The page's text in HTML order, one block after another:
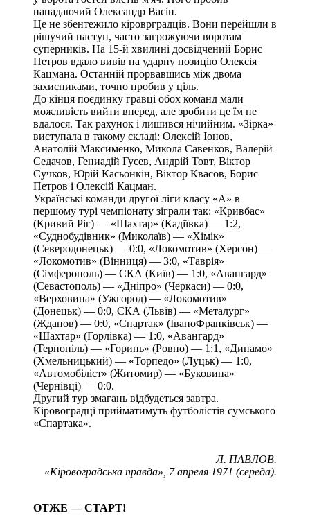
нападаючий Олександр Васін.
Це не збентежило кіроврградців. Вони перейшли в
рішучий наступ, часто загрожуючи воротам
суперників. На 15-й хвилині досвідчений Борис
Петров вдало вивів на ударну позицію Олексія
Кацмана. Останній прорвавшись між двома
захисниками, точно пробив у ціль.
До кінця поєдинку гравці обох команд мали
можливість вийти вперед, але зробити це їм не
вдалося. Так рахунок і лишився нічийним. «Зірка»
виступала в такому складі: Олексій Іонов,
Анатолій Максименко, Микола Савенков, Валерій
Седачов, Гениадій Гусев, Андрій Товт, Віктор
Сучков, Юрій Касьонкін, Віктор Квасов, Борис
Петров і Олексій Кацман.
Українські команди другої ліги класу «А» в
першому турі чемпіонату зіграли так: «Кривбас»
(Кривий Ріг) — «Шахтар» (Кадіївка) — 1:2,
«Суднобудівник» (Миколаїв) — «Хімік»
(Северодонецьк) — 0:0, «Локомотив» (Херсон) —
«Локомотив» (Вінниця) — 3:0, «Таврія»
(Сімферополь) — СКА (Київ) — 1:0, «Авангард»
(Севастополь) — «Дніпро» (Черкаси) — 0:0,
«Верховина» (Ужгород) — «Локомотив»
(Донецьк) — 0:0, СКА (Львів) — «Металург»
(Жданов) — 0:0, «Спартак» (ІваноФранківськ) —
«Шахтар» (Горлівка) — 1:0, «Авангард»
(Тернопіль) — «Горинь» (Ровно) — 1:1, «Динамо»
(Хмельницький) — «Торпедо» (Луцьк) — 1:0,
«Автомобіліст» (Житомир) — «Буковина»
(Чернівці) — 0:0.
Другий тур змагань відбудеться завтра.
Кіровоградці прийматимуть футболістів сумського
«Спартака».
Л. ПАВЛОВ.
«Кіровоградська правда», 7 апреля 1971 (середа).
ОТЖЕ — СТАРТ!